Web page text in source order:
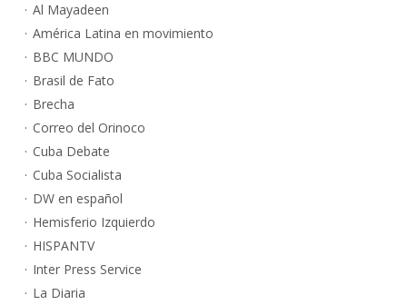
Al Mayadeen
América Latina en movimiento
BBC MUNDO
Brasil de Fato
Brecha
Correo del Orinoco
Cuba Debate
Cuba Socialista
DW en español
Hemisferio Izquierdo
HISPANTV
Inter Press Service
La Diaria